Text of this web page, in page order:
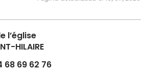
l’église
HILAIRE
68 69 62 76